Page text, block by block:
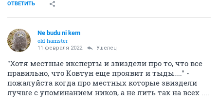
ОТВЕТИТЬ
Ne budu ni kem
old hamster
11 февраля 2022 Ушелец
"Хотя местные иксперты и звиздели про то, что все
правильно, что Ковтун еще проявит и тыды...." -
пожалуйста когда про местных которые звиздели
лучше с упоминанием ников, а не лить так на всех ....